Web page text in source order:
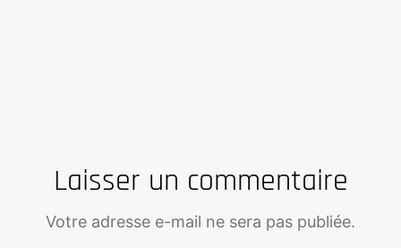
Laisser un commentaire
Votre adresse e-mail ne sera pas publiée.